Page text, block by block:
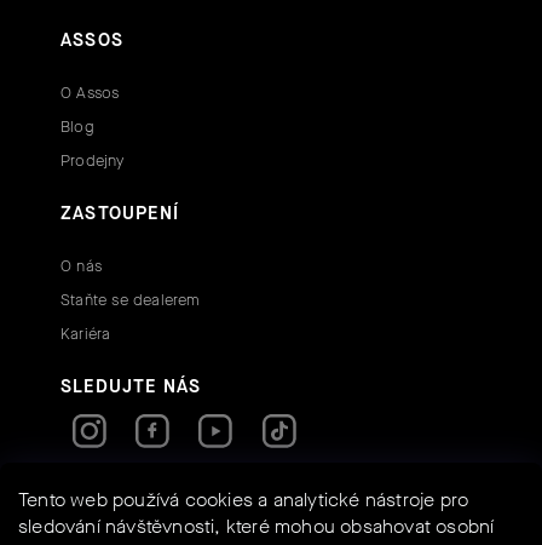
Tento web používá cookies a analytické nástroje pro
sledování návštěvnosti, které mohou obsahovat osobní
ASSOS
O Assos
Blog
Prodejny
ZASTOUPENÍ
O nás
Staňte se dealerem
Kariéra
SLEDUJTE NÁS
RYCHLÉ KONTAKTY